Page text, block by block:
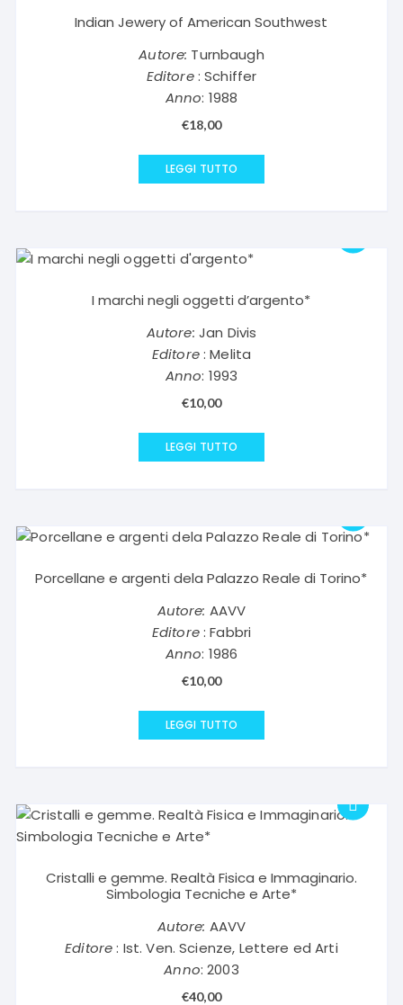
Indian Jewery of American Southwest
Autore: Turnbaugh
Editore: Schiffer
Anno: 1988
€18,00
LEGGI TUTTO
I marchi negli oggetti d’argento*
Autore: Jan Divis
Editore: Melita
Anno: 1993
€10,00
LEGGI TUTTO
Porcellane e argenti dela Palazzo Reale di Torino*
Autore: AAVV
Editore: Fabbri
Anno: 1986
€10,00
LEGGI TUTTO
Cristalli e gemme. Realtà Fisica e Immaginario.
Simbologia Tecniche e Arte*
Autore: AAVV
Editore: Ist. Ven. Scienze, Lettere ed Arti
Anno: 2003
€40,00